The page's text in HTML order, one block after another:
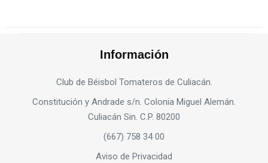
Información
Club de Béisbol Tomateros de Culiacán.
Constitución y Andrade s/n. Colonia Miguel Alemán.
Culiacán Sin. C.P. 80200
(667) 758 34 00
Aviso de Privacidad